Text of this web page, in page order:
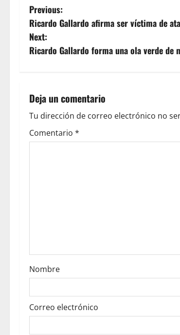
P
o
s
n
a
v
o
n
Previous:
Ricardo Gallardo afirma ser víctima de
Next:
Ricardo Gallardo forma una ola verde de
Deja un comentario
Tu dirección de correo electrónico no
Comentario *
Nombre
Correo electrónico